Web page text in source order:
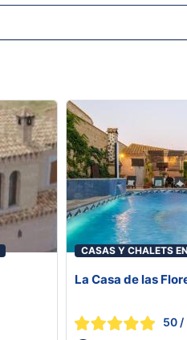
CASAS Y CHALETS
La Casa de las
50 /